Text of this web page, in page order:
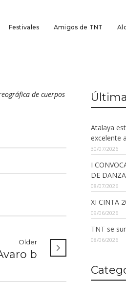
Festivales Amigos de TNT
de cuerpos
Older
b
Atalaya
excelente
30/07/2026
I
DE
08/07/2026
XI CINTA
09/06/2026
TNT se
08/06/2026